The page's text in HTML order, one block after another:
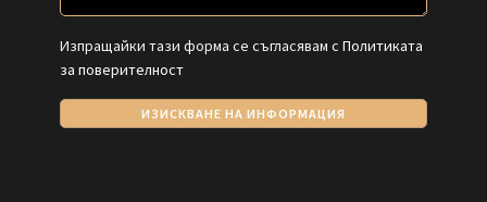
Изпращайки тази форма се съгласявам с Политиката
за поверителност
ИЗИСКВАНЕ НА ИНФОРМАЦИЯ